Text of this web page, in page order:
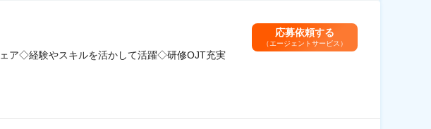
ア◇経験やスキルを活かして活躍◇研修OJT充実
応募依頼する
（エージェントサービス）